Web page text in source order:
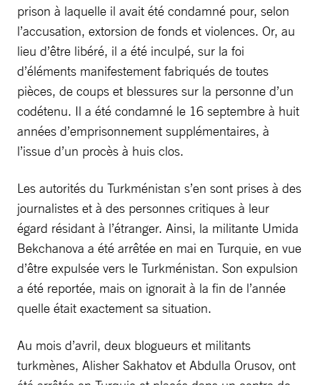
prison à laquelle il avait été condamné pour, selon
l’accusation, extorsion de fonds et violences. Or, au
lieu d’être libéré, il a été inculpé, sur la foi
d’éléments manifestement fabriqués de toutes
pièces, de coups et blessures sur la personne d’un
codétenu. Il a été condamné le 16 septembre à huit
années d’emprisonnement supplémentaires, à
l’issue d’un procès à huis clos.
Les autorités du Turkménistan s’en sont prises à des
journalistes et à des personnes critiques à leur
égard résidant à l’étranger. Ainsi, la militante Umida
Bekchanova a été arrêtée en mai en Turquie, en vue
d’être expulsée vers le Turkménistan. Son expulsion
a été reportée, mais on ignorait à la fin de l’année
quelle était exactement sa situation.
Au mois d’avril, deux blogueurs et militants
turkmènes, Alisher Sakhatov et Abdulla Orusov, ont